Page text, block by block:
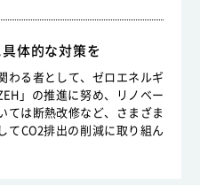
体的な対策を
わる者として、ゼロエネルギ
」の推進に努め、リノベー
ては断熱改修など、さまざま
てCO2排出の削減に取り組ん